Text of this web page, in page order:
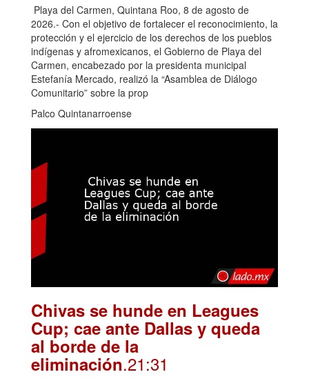
Playa del Carmen, Quintana Roo, 8 de agosto de
2026.- Con el objetivo de fortalecer el reconocimiento, la
protección y el ejercicio de los derechos de los pueblos
indígenas y afromexicanos, el Gobierno de Playa del
Carmen, encabezado por la presidenta municipal
Estefanía Mercado, realizó la “Asamblea de Diálogo
Comunitario” sobre la prop
Palco Quintanarroense
Chivas se hunde en Leagues
Cup; cae ante Dallas y queda
al borde de la
eliminación.21:31